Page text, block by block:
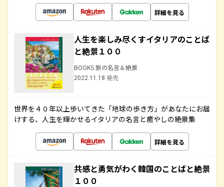
詳細を見る
人生を楽しみ尽くすイタリアのことば
と絶景１００
BOOKS 旅の名言＆絶景
2022.11.18 発売
世界を４０年以上歩いてきた「地球の歩き方」があなたにお届
けする、人生を輝かせるイタリアの名言と癒やしの絶景集
詳細を見る
共感と勇気がわく韓国のことばと絶景
１００